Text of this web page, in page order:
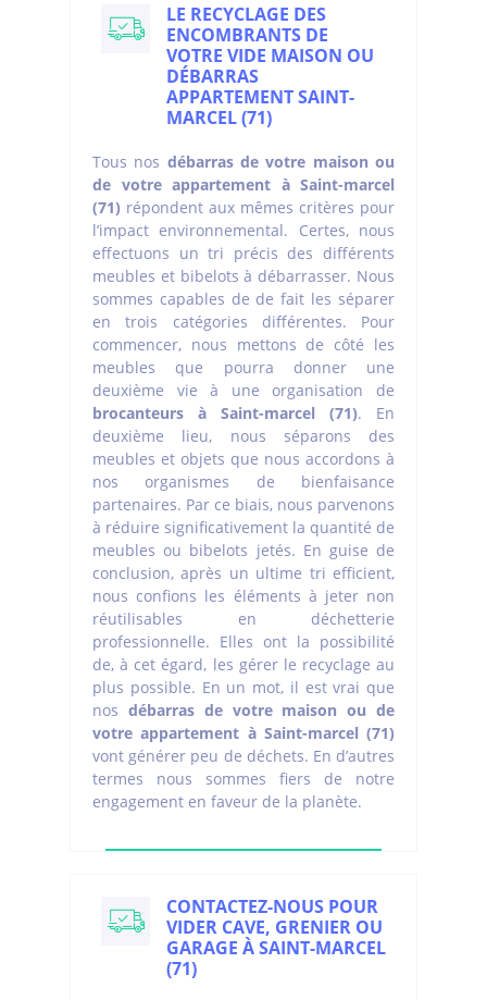
LE RECYCLAGE DES
ENCOMBRANTS DE
VOTRE VIDE MAISON OU
DÉBARRAS
APPARTEMENT SAINT-
MARCEL (71)
Tous nos débarras de votre maison ou
de votre appartement à Saint-marcel
(71) répondent aux mêmes critères pour
l’impact environnemental. Certes, nous
effectuons un tri précis des différents
meubles et bibelots à débarrasser. Nous
sommes capables de de fait les séparer
en trois catégories différentes. Pour
commencer, nous mettons de côté les
meubles que pourra donner une
deuxième vie à une organisation de
brocanteurs à Saint-marcel (71). En
deuxième lieu, nous séparons des
meubles et objets que nous accordons à
nos organismes de bienfaisance
partenaires. Par ce biais, nous parvenons
à réduire significativement la quantité de
meubles ou bibelots jetés. En guise de
conclusion, après un ultime tri efficient,
nous confions les éléments à jeter non
réutilisables en déchetterie
professionnelle. Elles ont la possibilité
de, à cet égard, les gérer le recyclage au
plus possible. En un mot, il est vrai que
nos débarras de votre maison ou de
votre appartement à Saint-marcel (71)
vont générer peu de déchets. En d’autres
termes nous sommes fiers de notre
engagement en faveur de la planète.
CONTACTEZ-NOUS POUR
VIDER CAVE, GRENIER OU
GARAGE À SAINT-MARCEL
(71)